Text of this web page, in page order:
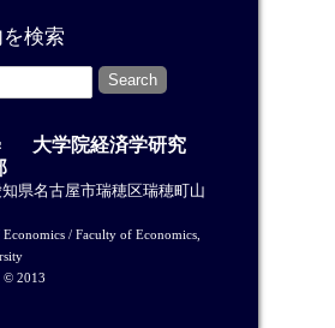
検索
大学院経済学研究
県名古屋市瑞穂区瑞穂町山
/ Faculty of Economics,
© 2013